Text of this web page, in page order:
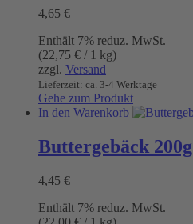
4,65 €
Enthält 7% reduz. MwSt.
(22,75 € / 1 kg)
zzgl. Versand
Lieferzeit: ca. 3-4 Werktage
Gehe zum Produkt
In den Warenkorb
Buttergebäck 200g
4,45 €
Enthält 7% reduz. MwSt.